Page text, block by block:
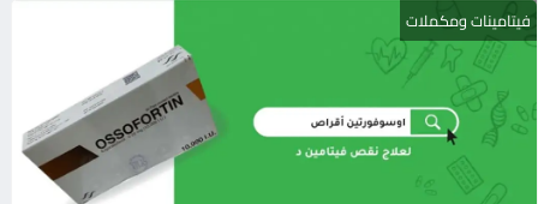
فيتامينات ومكملات